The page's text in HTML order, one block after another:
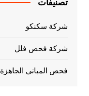
تصنيفات
شركة سكنكو
شركة فحص فلل
فحص المباني الجاهزة